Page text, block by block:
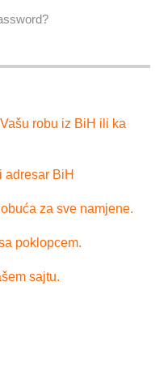
robu iz BiH ili ka
adresar BiH
za sve namjene.
poklopcem.
sajtu.